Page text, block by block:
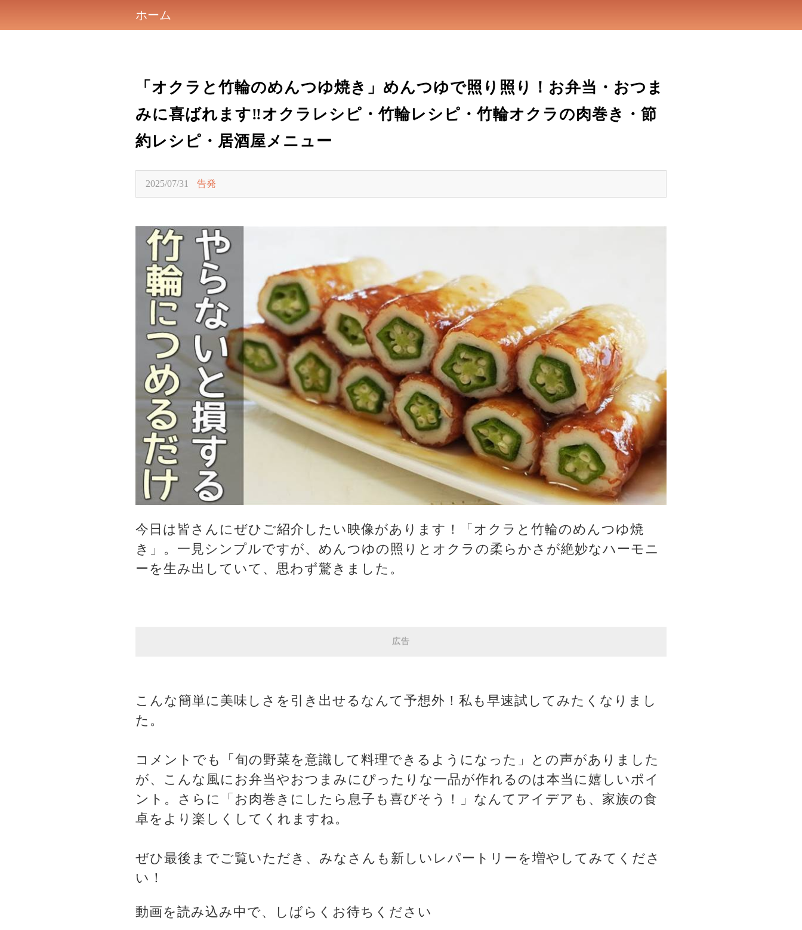
ホーム
「オクラと竹輪のめんつゆ焼き」めんつゆで照り照り！お弁当・おつま
みに喜ばれます‼オクラレシピ・竹輪レシピ・竹輪オクラの肉巻き・節
約レシピ・居酒屋メニュー
2025/07/31 告発
今日は皆さんにぜひご紹介したい映像があります！「オクラと竹輪のめんつゆ焼
き」。一見シンプルですが、めんつゆの照りとオクラの柔らかさが絶妙なハーモニ
ーを生み出していて、思わず驚きました。
広告
こんな簡単に美味しさを引き出せるなんて予想外！私も早速試してみたくなりまし
た。
コメントでも「旬の野菜を意識して料理できるようになった」との声がありました
が、こんな風にお弁当やおつまみにぴったりな一品が作れるのは本当に嬉しいポイ
ント。さらに「お肉巻きにしたら息子も喜びそう！」なんてアイデアも、家族の食
卓をより楽しくしてくれますね。
ぜひ最後までご覧いただき、みなさんも新しいレパートリーを増やしてみてくださ
い！
動画を読み込み中で、しばらくお待ちください